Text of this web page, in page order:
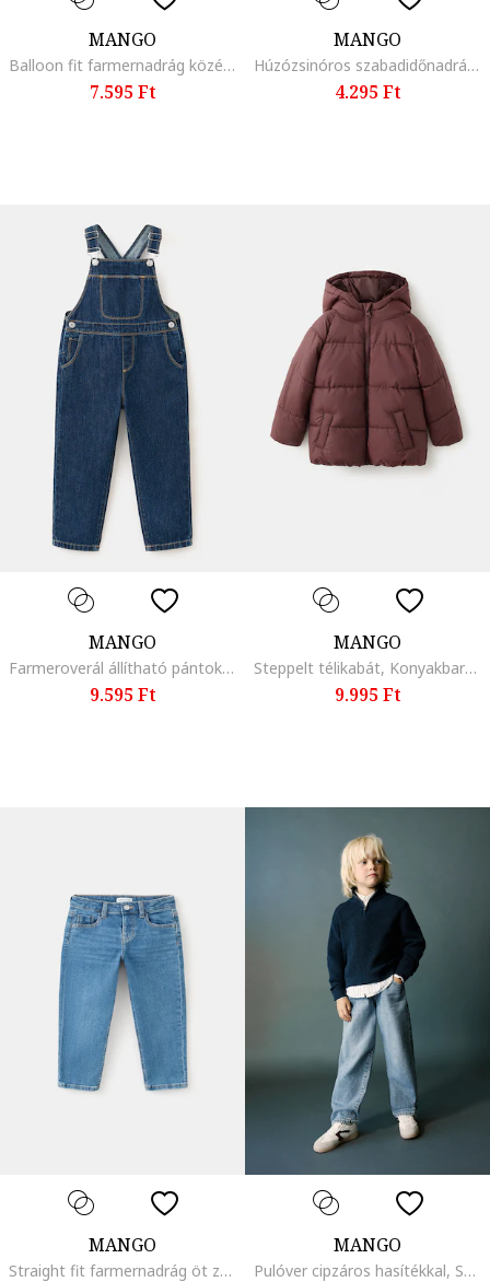
MANGO
Balloon fit farmernadrág középmagas derékrésszel, Azúrkék
7.595 Ft
MANGO
Húzózsinóros szabadidőnadrág, Világosbézs,
4.295 Ft
MANGO
Farmeroverál állítható pántokkal, Sötétkék
9.595 Ft
MANGO
Steppelt télikabát, Konyakbarna
9.995 Ft
MANGO
Straight fit farmernadrág öt zsebbel, Halványkék
MANGO
Pulóver cipzáros hasítékkal, Sötétkék